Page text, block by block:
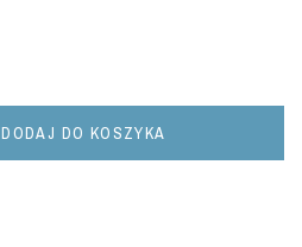
DODAJ DO KOSZYKA